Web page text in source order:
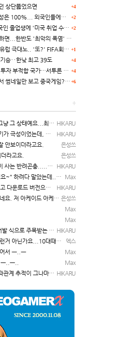
+4
상단뚫었으면
+2
외국인들에서 비롯되는거임.
+2
생에 '미국 취업 수수료' 1.4억 원 검토
한반도 '최악의 폭염' 시나리오
+1
대노.. '또?' FIFA회장에 '진절머리'
+4
기승‥한낮 최고 39도
+4
가…서투른 정책이 투자자에게 트라우마”
+6
일만 보고 중국게임?으로 오해했던
+
HIKARU
태예요...최근 1주일은....
HIKARU
름에는 안나오는 것 같은.....ㅎ ㅎ)
은성쓰
안보이더라고요.
은성쓰
라고요.
HIKARU
반려곤충.....이죠...
Max
말았는데... 본인 등판 ㅡ..ㅡy~
HIKARU
으로 하냐... 성쓰님이 계셨다!!!...
은성쓰
아케이브즈 게임 많이 샀는데요 ㅎㅎㅎ
Max
Max
HIKARU
흡수하고, 빙신....만들어서 내다 버리는 걸로 유명…
엑스
때부터 20대떄까지 관찰한거면 몰라도...
Max
서 ㅡ..ㅡ
Max
..ㅡ..
HIKARU
억력 감퇴는 상대적인 거고, 개인 편차가 심해서...…